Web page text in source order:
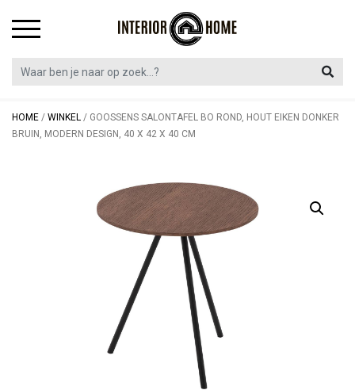
HOME / WINKEL / GOOSSENS SALONTAFEL BO ROND, HOUT EIKEN DONKER
BRUIN, MODERN DESIGN, 40 X 42 X 40 CM